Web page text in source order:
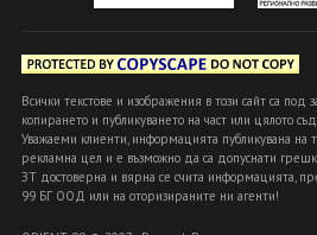
Всички текстове и изображения в този сайт са под
копирането и публикуването на част или цялото
Уважаеми клиенти, информацията публикувана на
рекламна цел и е възможно да са допуснати
ЗТ достоверна и вярна се счита информацията,
99 БГ ООД или на оторизираните ни агенти!